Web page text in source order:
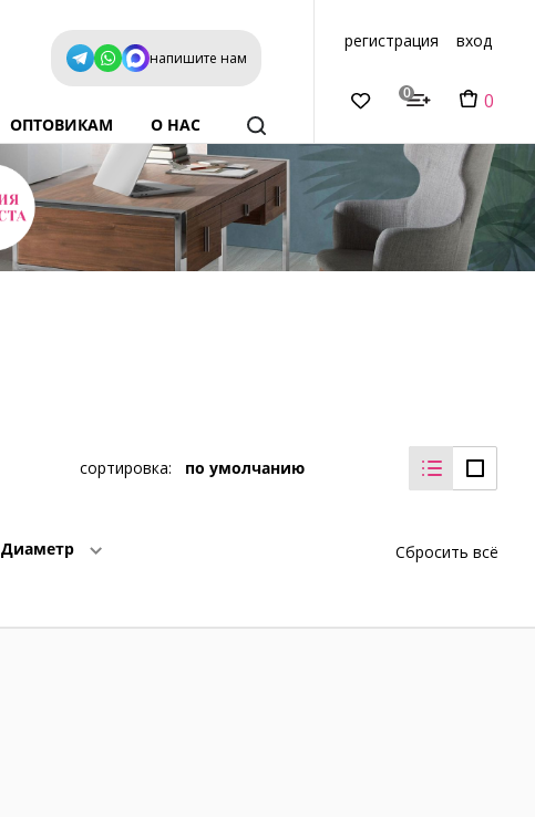
напишите нам
ОПТОВИКАМ О НАС
регистрация вход
0 0
Диаметр
сортировка: по умолчанию
Сбросить всё